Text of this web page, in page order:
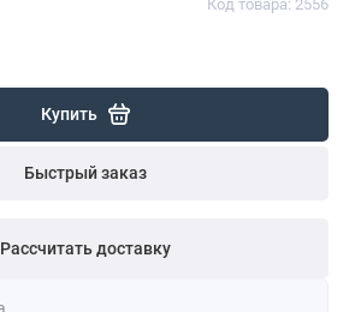
Код товара: 2556
Купить
Быстрый заказ
Рассчитать доставку